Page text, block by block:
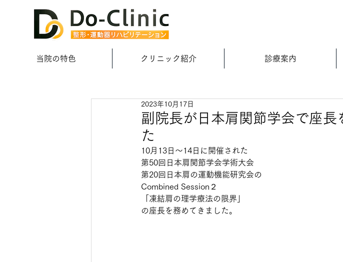
当院の特色 クリニック紹介 診療案内
副院長が日本肩関節学会で座長
た
2023年10月17日
10月13日〜14日に開催された
第50回日本肩関節学会学術大会
第20回日本肩の運動機能研究会の
Combined Session２
「凍結肩の理学療法の限界」
の座長を務めてきました。